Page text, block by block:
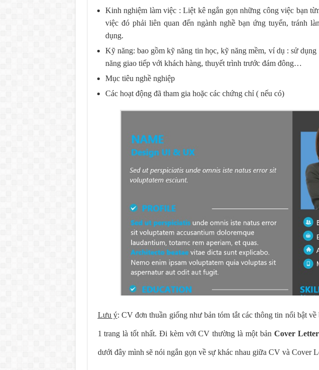
Kinh nghiệm làm việc : Liệt kê ngắn gọn những công việc bạn
việc đó phải liên quan đến ngành nghề bạn ứng tuyển, tránh
dụng.
Kỹ năng: bao gồm kỹ năng tin học, kỹ năng mềm, ví dụ : sử
năng giao tiếp với khách hàng, thuyết trình trước đám đông…
Mục tiêu nghề nghiệp
Các hoạt động đã tham gia hoặc các chứng chỉ ( nếu có)
Lưu ý: CV đơn thuần giống như bản tóm tắt các thông tin nổi bật
1 trang là tốt nhất. Đi kèm với CV thường là một bản Cover Letter
dưới đây mình sẽ nói ngắn gọn về sự khác nhau giữa CV và Cover